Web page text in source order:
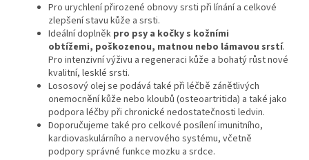
Pro urychlení přirozené obnovy srsti při línání a celkové
zlepšení stavu kůže a srsti.
Ideální doplněk pro psy a kočky s kožními
obtížemi, poškozenou, matnou nebo lámavou srstí.
Pro intenzivní výživu a regeneraci kůže a bohatý růst nové
kvalitní, lesklé srsti.
Lososový olej se podává také při léčbě zánětlivých
onemocnění kůže nebo kloubů (osteoartritida) a také jako
podpora léčby při chronické nedostatečnosti ledvin.
Doporučujeme také pro celkové posílení imunitního,
kardiovaskulárního a nervového systému, včetně
podpory správné funkce mozku a srdce.